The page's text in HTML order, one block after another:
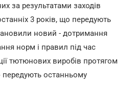
за результатами заходів
3 років, що передують
новий - дотримання
норм і правил під час
тютюнових виробів протягом
передують останньому